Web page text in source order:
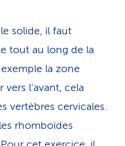
solide, il faut
tout au long de la
la zone
l’avant, cela
vertèbres cervicales.
rhomboïdes